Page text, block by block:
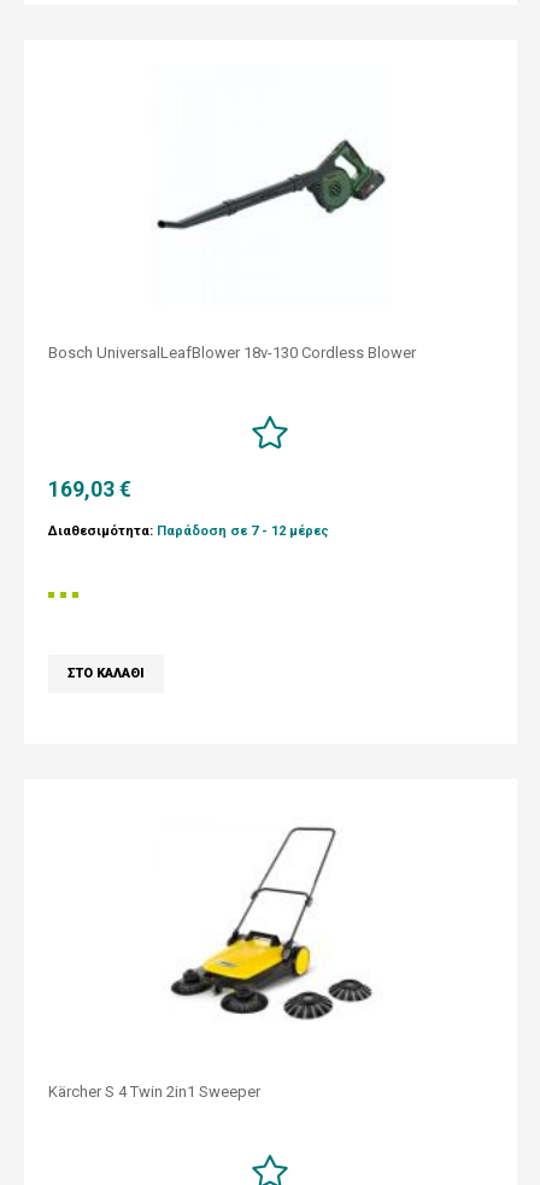
Bosch UniversalLeafBlower 18v-130 Cordless Blower
169,03 €
Διαθεσιμότητα: Παράδοση σε 7 - 12 μέρες
Kärcher S 4 Twin 2in1 Sweeper